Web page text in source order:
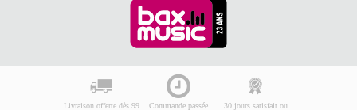
Livraison offerte dès 99
Commande passée
30 jours satisfait ou